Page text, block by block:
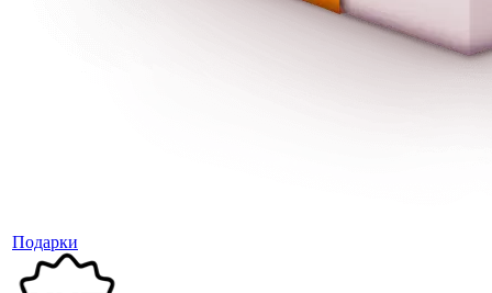
Подарки